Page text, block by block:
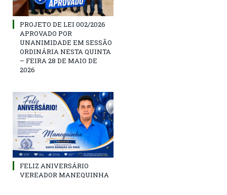
PROJETO DE LEI 002/2026
APROVADO POR
UNANIMIDADE EM SESSÃO
ORDINÁRIA NESTA QUINTA
– FEIRA 28 DE MAIO DE
2026
FELIZ ANIVERSÁRIO
VEREADOR MANEQUINHA